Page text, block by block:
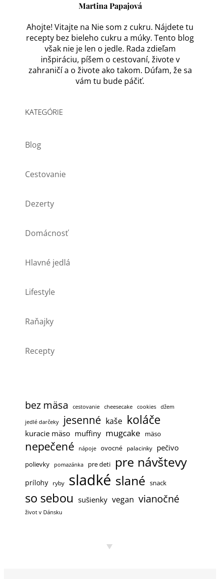
Martina Papajová
Ahojte! Vitajte na Nie som z cukru. Nájdete tu
recepty bez bieleho cukru a múky. Tento blog
však nie je len o jedle. Rada zdieľam
inšpiráciu, píšem o cestovaní, živote v
zahraničí a o živote ako takom. Dúfam, že sa
vám tu bude páčiť.
KATEGÓRIE
Blog
Cestovanie
Dezerty
Domácnosť
Hlavné jedlá
Lifestyle
Raňajky
Recepty
bez mäsa cestovanie cheesecake cookies džem
jedlé darčeky jesenné kaše koláče
kuracie mäso muffiny mugcake mäso
nepečené nápoje ovocné palacinky pečivo
polievky pomazánka pre deti pre návštevy
prílohy ryby sladké slané snack
so sebou sušienky vegan vianočné
život v Dánsku